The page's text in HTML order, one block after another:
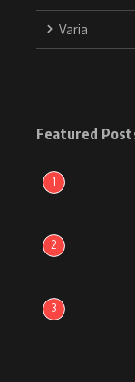
Varia
Featured
1
2
3